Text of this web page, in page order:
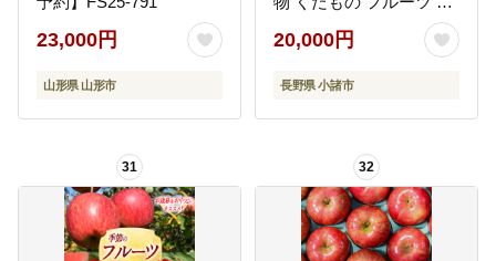
23,000円
山形県 山形市
20,000円
長野県 小諸市
31 32